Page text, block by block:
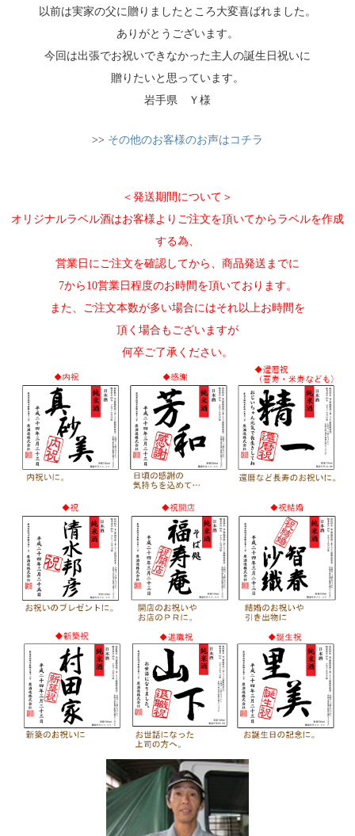
以前は実家の父に贈りましたところ大変喜ばれました。
ありがとうございます。
今回は出張でお祝いできなかった主人の誕生日祝いに
贈りたいと思っています。
岩手県 Ｙ様
>> その他のお客様のお声はコチラ
＜発送期間について＞
オリジナルラベル酒はお客様よりご注文を頂いてからラベルを作成
する為、
営業日にご注文を確認してから、商品発送までに
7から10営業日程度のお時間を頂いております。
また、ご注文本数が多い場合にはそれ以上お時間を
頂く場合もございますが
何卒ご了承ください。